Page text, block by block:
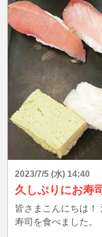
2023/7/5 (水) 14:40
久しぶりにお寿司
皆さまこんにちは！ 海外在住の主婦のミナです。 今日はランチにお
寿司を食べました。